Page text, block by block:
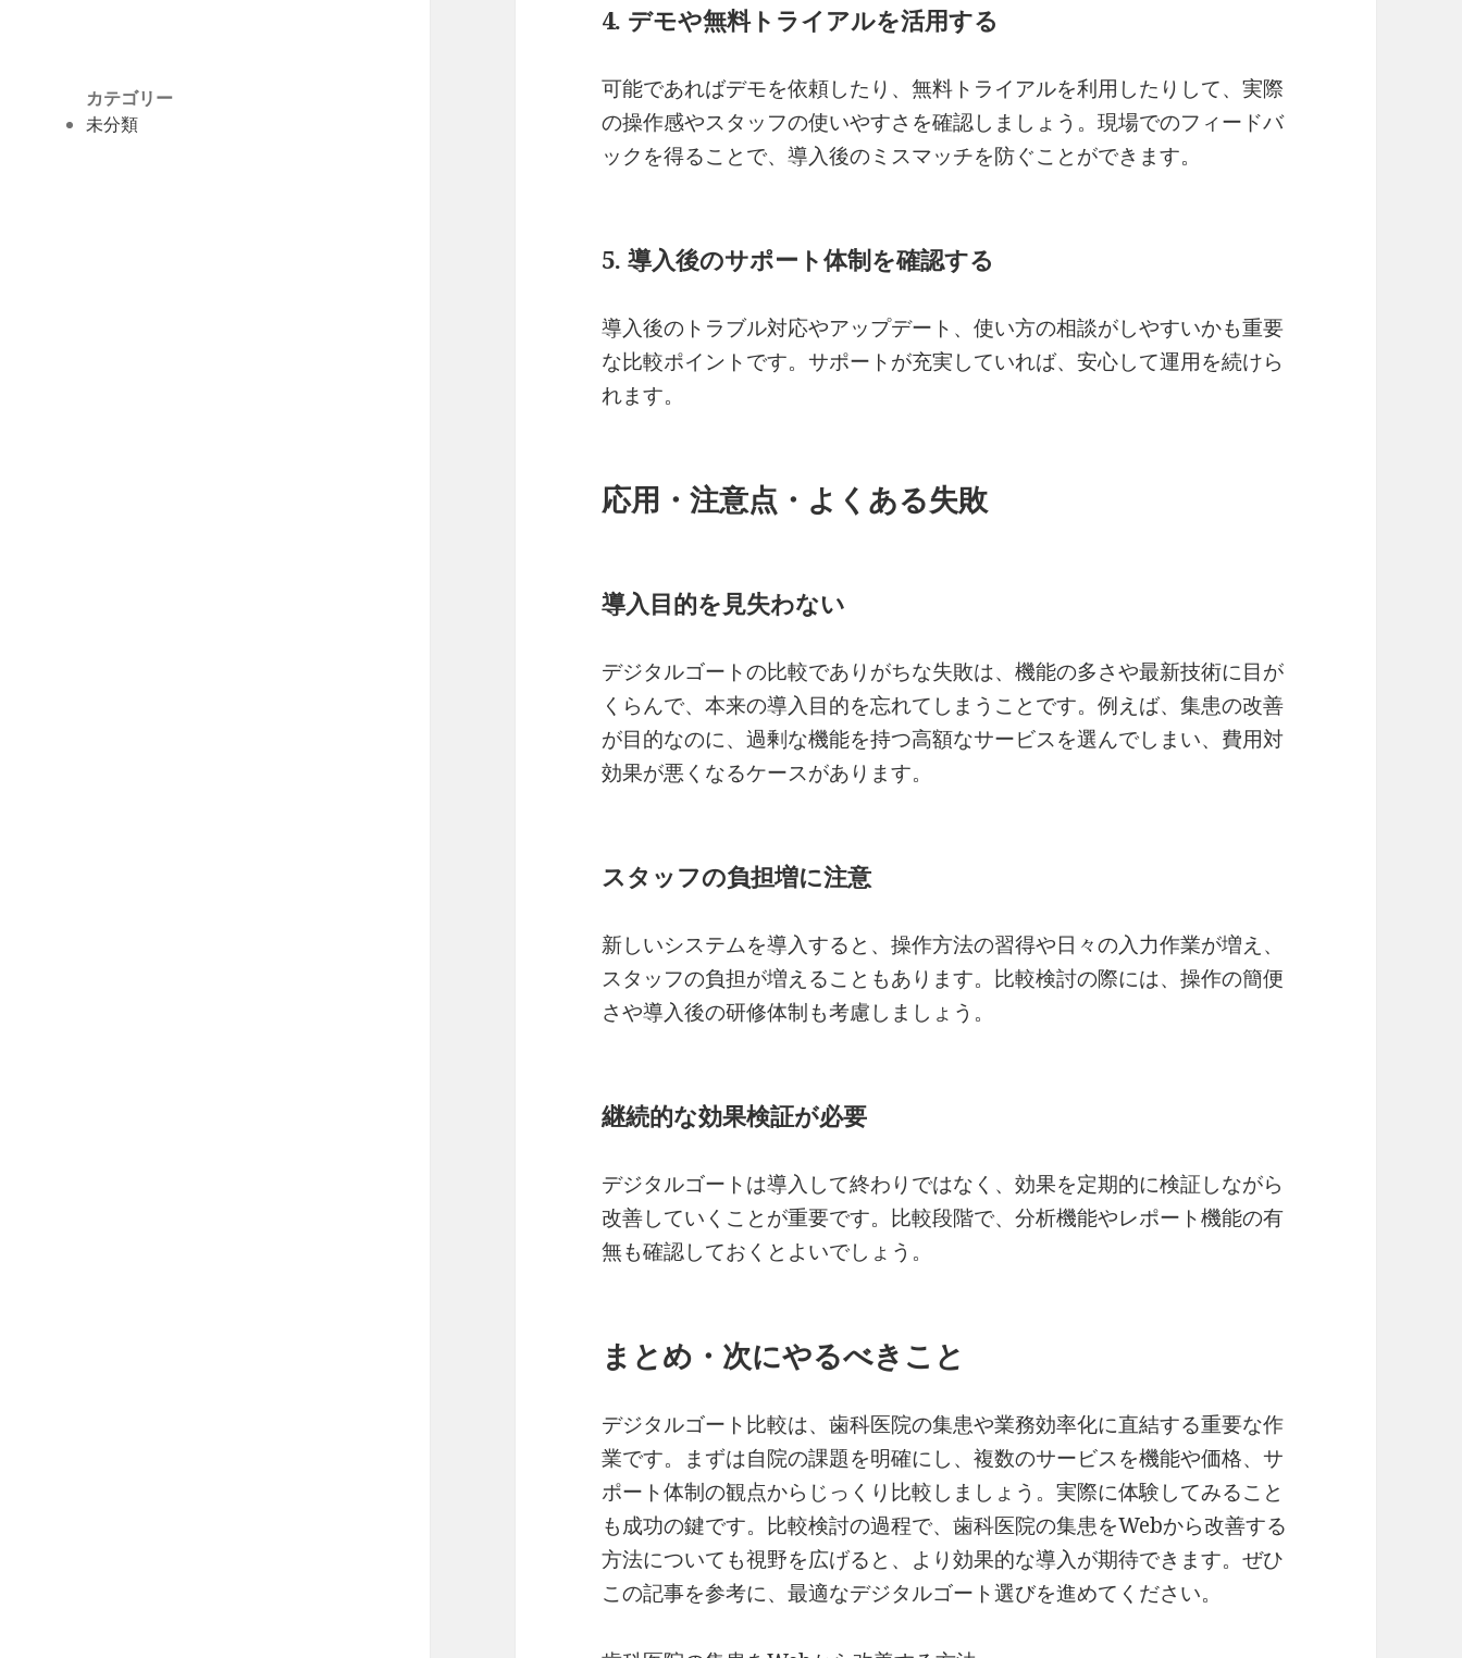
カテゴリー
未分類
4. デモや無料トライアルを活用する
可能であればデモを依頼したり、無料トライアルを利用したりして、実際
の操作感やスタッフの使いやすさを確認しましょう。現場でのフィードバ
ックを得ることで、導入後のミスマッチを防ぐことができます。
5. 導入後のサポート体制を確認する
導入後のトラブル対応やアップデート、使い方の相談がしやすいかも重要
な比較ポイントです。サポートが充実していれば、安心して運用を続けら
れます。
応用・注意点・よくある失敗
導入目的を見失わない
デジタルゴートの比較でありがちな失敗は、機能の多さや最新技術に目が
くらんで、本来の導入目的を忘れてしまうことです。例えば、集患の改善
が目的なのに、過剰な機能を持つ高額なサービスを選んでしまい、費用対
効果が悪くなるケースがあります。
スタッフの負担増に注意
新しいシステムを導入すると、操作方法の習得や日々の入力作業が増え、
スタッフの負担が増えることもあります。比較検討の際には、操作の簡便
さや導入後の研修体制も考慮しましょう。
継続的な効果検証が必要
デジタルゴートは導入して終わりではなく、効果を定期的に検証しながら
改善していくことが重要です。比較段階で、分析機能やレポート機能の有
無も確認しておくとよいでしょう。
まとめ・次にやるべきこと
デジタルゴート比較は、歯科医院の集患や業務効率化に直結する重要な作
業です。まずは自院の課題を明確にし、複数のサービスを機能や価格、サ
ポート体制の観点からじっくり比較しましょう。実際に体験してみること
も成功の鍵です。比較検討の過程で、歯科医院の集患をWebから改善する
方法についても視野を広げると、より効果的な導入が期待できます。ぜひ
この記事を参考に、最適なデジタルゴート選びを進めてください。